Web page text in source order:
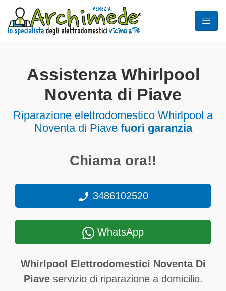
Assistenza Whirlpool
Noventa di Piave
Riparazione elettrodomestico Whirlpool a
Noventa di Piave fuori garanzia
Chiama ora!!
3486102520
WhatsApp
Whirlpool Elettrodomestici Noventa Di
Piaveservizio di riparazione a domicilio.